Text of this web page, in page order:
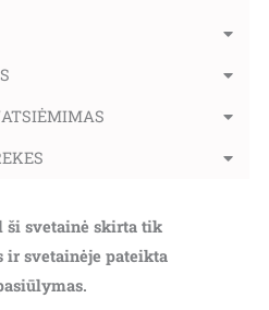
ši svetainė skirta tik
svetainėje pateikta